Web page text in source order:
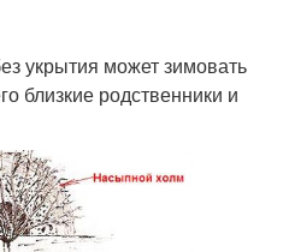
укрытия может зимовать
близкие родственники и